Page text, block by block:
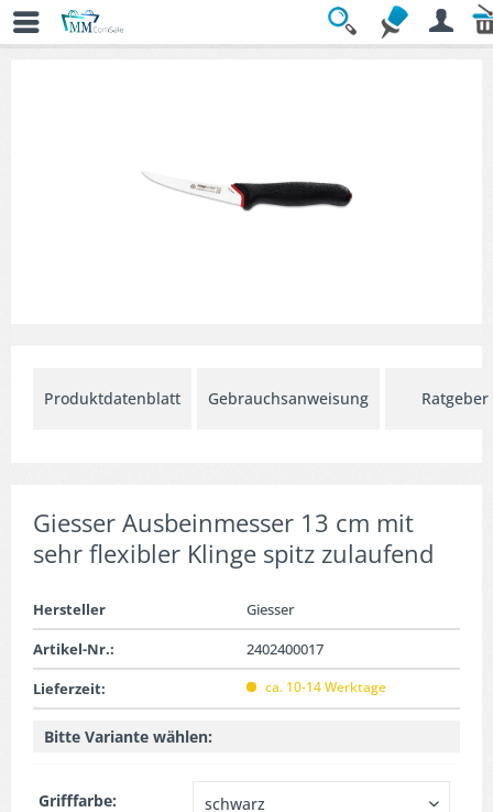
Übersicht
Produktdatenblatt Gebrauchsanweisung Ratgeber
Giesser Ausbeinmesser 13 cm mit
sehr flexibler Klinge spitz zulaufend
Hersteller
Giesser
Artikel-Nr.:
2402400017
Lieferzeit:
ca. 10-14 Werktage
Bitte Variante wählen:
Grifffarbe: